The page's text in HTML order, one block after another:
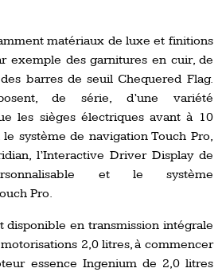
matériaux de luxe et finitions
exemple des garnitures en cuir, de
barres de seuil Chequered Flag.
de série, d’une variété
les sièges électriques avant à 10
le système de navigation Touch Pro,
l’Interactive Driver Display de
et le système
Pro.
disponible en transmission intégrale
2,0 litres, à commencer
essence Ingenium de 2,0 litres